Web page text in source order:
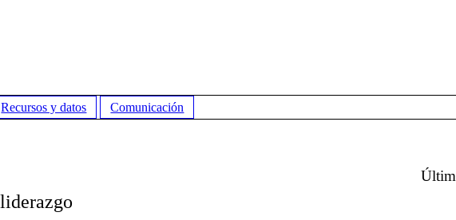
Recursos y datos Comunicación